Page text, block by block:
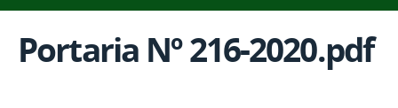
Portaria Nº 216-2020.pdf